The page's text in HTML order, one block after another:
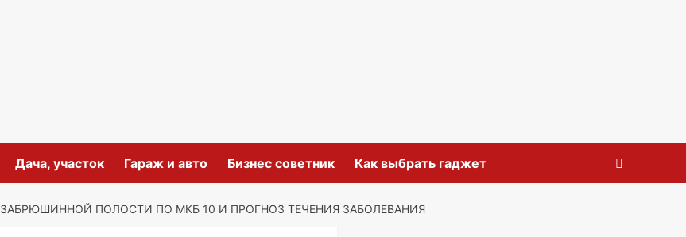
Дача, участок Гараж и авто Бизнес советник Как выбрать гаджет
ПОЛОСТИ ПО МКБ 10 И ПРОГНОЗ ТЕЧЕНИЯ ЗАБОЛЕВАНИЯ